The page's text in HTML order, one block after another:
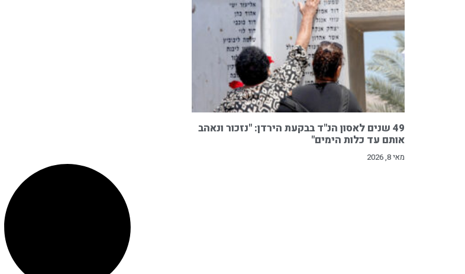
49 שנים לאסון הנ"ד בבקעת הירדן: "נזכור ונאהב
אותם עד כלות הימים"
מאי 8, 2026